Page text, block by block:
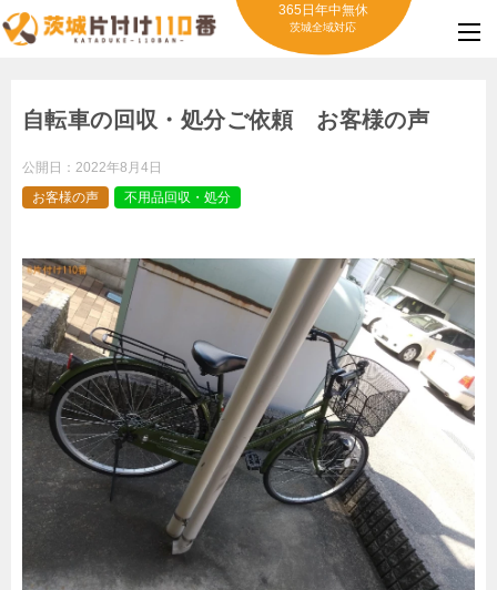
365日年中無休
茨城全域対応
自転車の回収・処分ご依頼 お客様の声
公開日： 2022年8月4日
お客様の声
不用品回収・処分